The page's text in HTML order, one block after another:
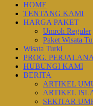
HOME
TENTANG KAMI
HARGA PAKET
Umroh Reguler
Paket Wisata
Wisata Turki
PROG.
HUBUNGI KAMI
BERITA
ARTIKEL
ARTIKEL
SEKITAR